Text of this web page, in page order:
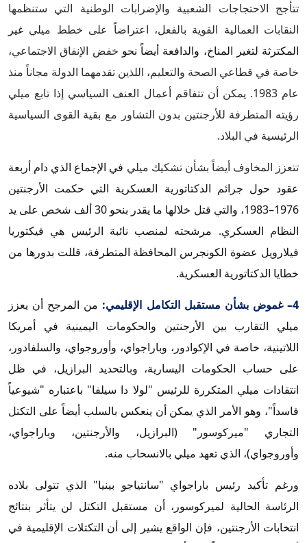
تتأجج الاحتجاجات الشعبية والإضرابات الوطنية التي ستنظمها
النقابات العمالية القوية بالفعل، اعتراضاً على خطط ميلي غير
المكترثة لتغير المناخ، والدافعة أيضاً نحو خفض الإنفاق الاجتماعي،
خاصة في قطاعي الصحة والتعليم، اللذين تقدمهما الدولة مجاناً منذ
عام 1983. يمكن أن تتفاقم أعمال العنف السياسي إذا تابع ميلي
رؤيته المتطرفة للأرجنتين بدون التشاور مع بقية القوى السياسية
الرئيسية في البلاد.
تتعزز المخاوف أيضاً بشأن تشكيك ميلي في الإجماع الذي دام أربعة
عقود حول جرائم الدكتاتورية العسكرية التي حكمت الأرجنتين
1976–1983، والتي قتل خلالها ما يقدر بنحو 30 ألف شخص على يد
النظام العسكري. مرشحته لمنصب نائبة الرئيس هي فيكتوريا
فيلارويل عضوة الكونجرس المحافظة المتطرفة، قللت بدورها من
خطايا الدكتاتورية العسكرية.
4– غموض بشأن مستقبل التكامل الإقليمي:
من المرجح أن يعزز
ميلي التقارب بين الأرجنتين والحكومات اليمينية في أمريكا
اللاتينية، خاصة في الإكوادور، وباراجواي، وأوروجواي، والسلفادور،
على حساب الحكومات اليسارية، وبالتحديد البرازيل، في ظل
انتقادات ميلي المتكررة للرئيس "لولا دا سيلفا" باعتباره "شيوعياً
فاسداً"، وهو الأمر الذي يمكن أن ينعكس بالسلب أيضاً على التكتل
التجاري "ميركوسور" (البرازيل، والأرجنتين، وباراجواي،
وأوروجواي)، الذي تعهد ميلي بالانسحاب منه.
ورغم تأكيد رئيس باراجواي "سانتياجو بينيا" الذي تتولى بلاده
الرئاسة الحالية لميركوسور، أن مستقبل التكتل لن يتأثر بنتائج
انتخابات الأرجنتين، فإن الواقع يشير إلى أن التكتلات الإقليمية في